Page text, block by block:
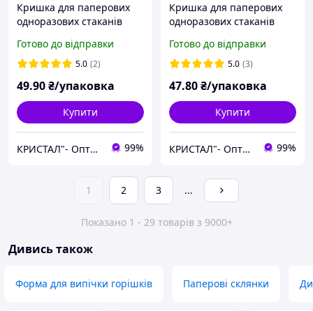
Кришка для паперових
одноразових стаканів
(250 мл) 50шт/уп
(1ящ/60уп/3000шт)
Готово до відправки
5.0 (2)
49.90₴/упаковка
Купити
КРИСТАЛ"- Оптова та розрібна торгівля одноразовим посудом,товарами санітарно-побутового призначення 99%
Кришка для паперових
одноразових стаканів
(340 мл) 50шт/уп
(1ящ/50уп/2500шт)
Готово до відправки
5.0 (3)
47.80₴/упаковка
Купити
КРИСТАЛ"- Оптова та розрібна торгівля одноразовим посудом,товарами санітарно-побутового призначення 99%
1 2 3 ...
Показано 1 - 29 товарів з 9000+
Дивись також
Форма для випічки горішків Паперові склянки